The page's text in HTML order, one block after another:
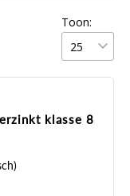
Toon:
klasse 8